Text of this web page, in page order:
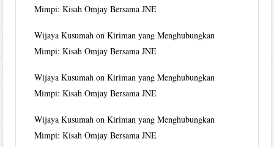
Mimpi: Kisah Omjay Bersama JNE
Wijaya Kusumah onKiriman yang Menghubungkan
Mimpi: Kisah Omjay Bersama JNE
Wijaya Kusumah onKiriman yang Menghubungkan
Mimpi: Kisah Omjay Bersama JNE
Wijaya Kusumah onKiriman yang Menghubungkan
Mimpi: Kisah Omjay Bersama JNE